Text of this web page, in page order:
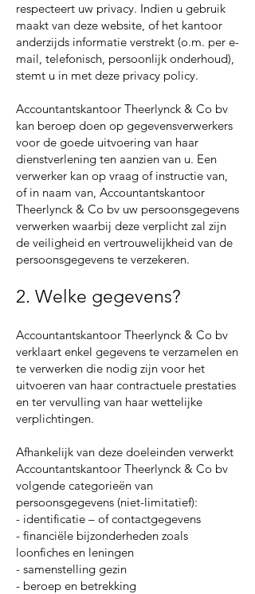
respecteert uw privacy. Indien u gebruik
maakt van deze website, of het kantoor
anderzijds informatie verstrekt (o.m. per e-
mail, telefonisch, persoonlijk onderhoud),
stemt u in met deze privacy policy.
Accountantskantoor Theerlynck & Co bv
kan beroep doen op gegevensverwerkers
voor de goede uitvoering van haar
dienstverlening ten aanzien van u. Een
verwerker kan op vraag of instructie van,
of in naam van, Accountantskantoor
Theerlynck & Co bv uw persoonsgegevens
verwerken waarbij deze verplicht zal zijn
de veiligheid en vertrouwelijkheid van de
persoonsgegevens te verzekeren.
2. Welke gegevens?
Accountantskantoor Theerlynck & Co bv
verklaart enkel gegevens te verzamelen en
te verwerken die nodig zijn voor het
uitvoeren van haar contractuele prestaties
en ter vervulling van haar wettelijke
verplichtingen.
Afhankelijk van deze doeleinden verwerkt
Accountantskantoor Theerlynck & Co bv
volgende categorieën van
persoonsgegevens (niet-limitatief):
- identificatie – of contactgegevens
- financiële bijzonderheden zoals
loonfiches en leningen
- samenstelling gezin
- beroep en betrekking